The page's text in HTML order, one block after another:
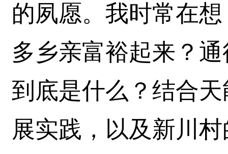
的夙愿。我时常在
多乡亲富裕起来？
到底是什么？结合
展实践，以及新川